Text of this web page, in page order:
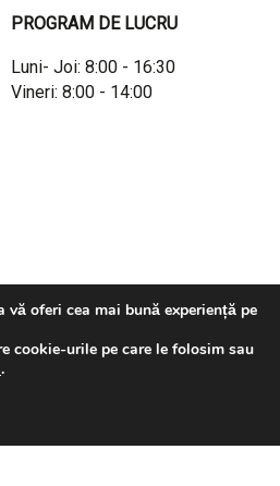
PROGRAM DE LUCRU
Luni- Joi: 8:00 - 16:30
Vineri: 8:00 - 14:00
oferi cea mai bună experiență pe
cookie-urile pe care le folosim sau
.